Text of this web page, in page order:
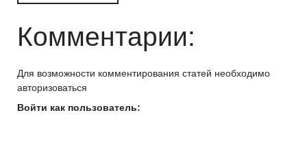
Комментарии:
Для возможности комментирования статей необходимо
авторизоваться
Войти как пользователь: